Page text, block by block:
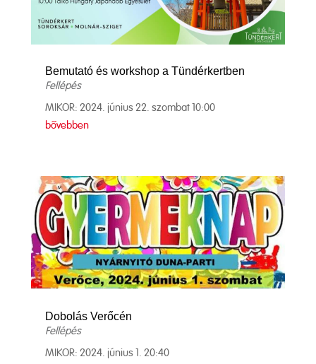
Bemutató és workshop a Tündérkertben
Fellépés
MIKOR: 2024. június 22. szombat 10:00
bővebben
Dobolás Verőcén
Fellépés
MIKOR: 2024. június 1. 20:40